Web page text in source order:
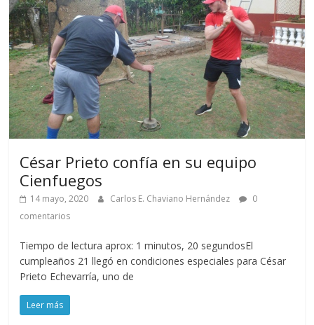
César Prieto confía en su equipo
Cienfuegos
14 mayo, 2020 Carlos E. Chaviano Hernández
0
comentarios
Tiempo de lectura aprox: 1 minutos, 20 segundosEl
cumpleaños 21 llegó en condiciones especiales para César
Prieto Echevarría, uno de
Leer más